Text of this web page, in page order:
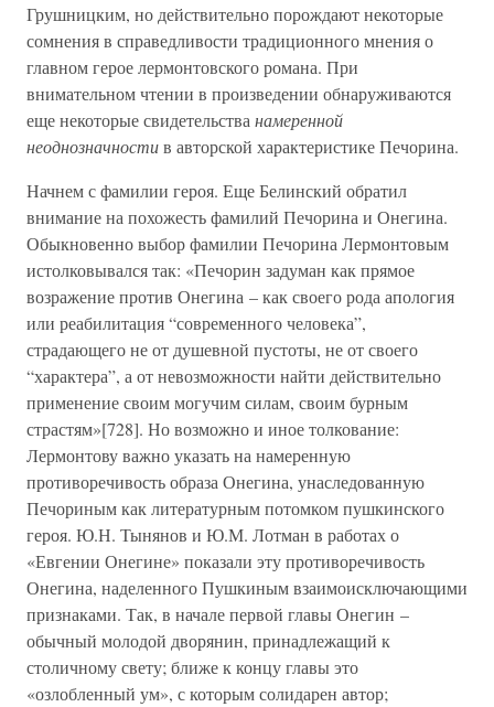
Грушницким, но действительно порождают некоторые
сомнения в справедливости традиционного мнения о
главном герое лермонтовского романа. При
внимательном чтении в произведении обнаруживаются
еще некоторые свидетельства намеренной
неоднозначностив авторской характеристике Печорина.
Начнем с фамилии героя. Еще Белинский обратил
внимание на похожесть фамилий Печорина и Онегина.
Обыкновенно выбор фамилии Печорина Лермонтовым
истолковывался так: «Печорин задуман как прямое
возражение против Онегина – как своего рода апология
или реабилитация “современного человека”,
страдающего не от душевной пустоты, не от своего
“характера”, а от невозможности найти действительно
применение своим могучим силам, своим бурным
страстям»[728]. Но возможно и иное толкование:
Лермонтову важно указать на намеренную
противоречивость образа Онегина, унаследованную
Печориным как литературным потомком пушкинского
героя. Ю.Н. Тынянов и Ю.М. Лотман в работах о
«Евгении Онегине» показали эту противоречивость
Онегина, наделенного Пушкиным взаимоисключающими
признаками. Так, в начале первой главы Онегин –
обычный молодой дворянин, принадлежащий к
столичному свету; ближе к концу главы это
«озлобленный ум», с которым солидарен автор;